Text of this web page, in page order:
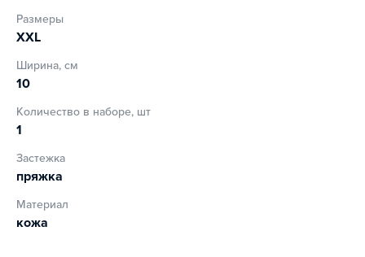
Размеры
XXL
Ширина, см
10
Количество в наборе, шт
1
Застежка
пряжка
Материал
кожа